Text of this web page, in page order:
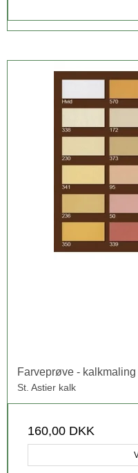
Farveprøve - kalkmaling
St. Astier kalk
160,00 DKK